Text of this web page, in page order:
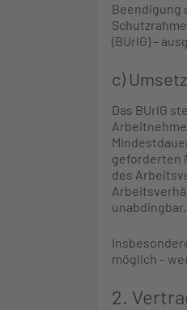
Beendigung
(BUrlG) –
c)
Das BUrlG
geforderten
des
unabdingbar,
möglich –
2.